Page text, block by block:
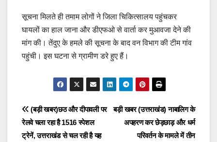
सूचना मिलते ही तमाम लोगों ने जिला चिकित्सालय पहुंचकर
घायलों का हाल जाना और डीएफओ से वार्ता कर मुआवजा देने की
मांग की। तेंदुए के हमले की सूचना के बाद वन विभाग की टीम गांव
पहुंची। इस घटना से ग्रामीण डरे हुए हैं।
Post
navigation
बड़ी खबर (उत्तराखंड) नाबालिग के
अपहरण कर छेड़छाड़ और धर्म
परिवर्तन के मामले में तीन
(बड़ी खबर)छठ और दीपावली पर
रेलवे चला रहा है 1516 स्पेशल
ट्रेनें, उत्तराखंड से चल रही है यह